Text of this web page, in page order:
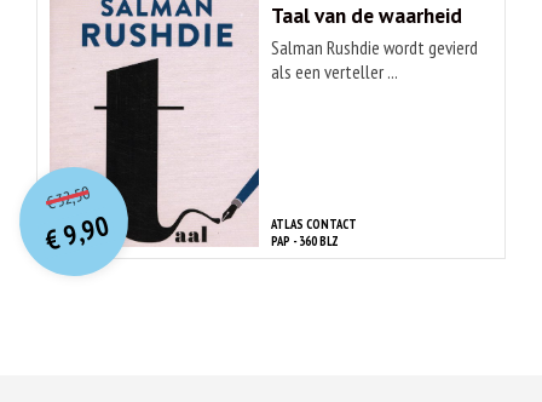
Taal van de waarheid
Salman Rushdie wordt gevierd
als een verteller ...
ATLAS CONTACT
PAP - 360 BLZ
€32,50O
orspr
onkelijke
prijs
was:
€ 32,50.
€9,90
Huidige
prijs
is:
€ 9,90.